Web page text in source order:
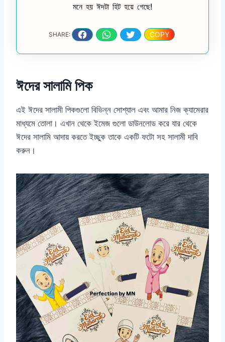
মনে হয় ঈদটা হিট হয়ে গেছে!
SHARE: COPY
ঈদের সালামি পিক
এই ঈদের সালামী পিকগুলো বিভিন্ন সোশ্যাল এবং আমার নিজ ক্যামেরার
মাধ্যমে তোলা। এখান থেকে ইমেজ গুলো ডাউনলোড করে যার থেকে
ঈদের সালামি আদায় করতে ইচ্ছুক তাকে একটি ফটো সহ সালামী দাবি
করুন।